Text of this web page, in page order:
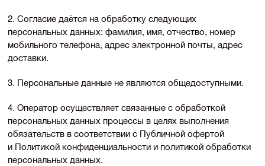
2. Согласие даётся на обработку следующих
персональных данных: фамилия, имя, отчество, номер
мобильного телефона, адрес электронной почты, адрес
доставки.
3. Персональные данные не являются общедоступными.
4. Оператор осуществляет связанные с обработкой
персональных данных процессы в целях выполнения
обязательств в соответствии с Публичной офертой
и Политикой конфиденциальности и политикой обработки
персональных данных.